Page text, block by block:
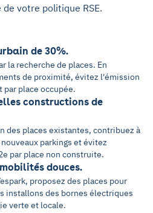
votre politique RSE.
de 30%.
la recherche de places. En
de proximité, évitez l'émission
par place occupée.
constructions de
des places existantes, contribuez à
parkings et évitez
par place non construite.
douces.
proposez des places pour
installons des bornes électriques
verte et locale.